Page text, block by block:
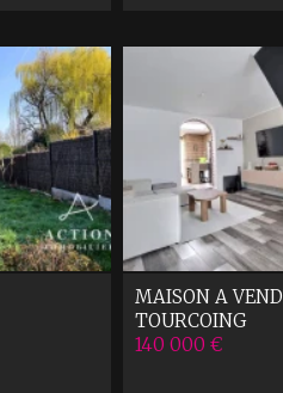
MAISON A
TOURCOING
140 000 €